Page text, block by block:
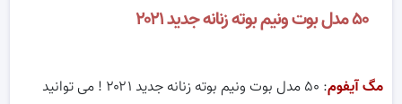
۵۰ مدل بوت ونیم بوته زنانه جدید ۲۰۲۱
مگ آیفوم
: ۵۰ مدل بوت ونیم بوته زنانه جدید ۲۰۲۱ ! می توانید